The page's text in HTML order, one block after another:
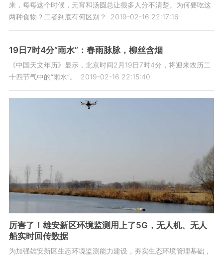
来，每每这个时候，元宵和汤圆总让很多人分不清楚。为何要吃这
两种食物？二者到底有何区别？
2019-02-16 22:17:16
19日7时4分“雨水”：春雨脉脉，柳丝含烟
《中国天文年历》显示，北京时间2月19日7时4分，将迎来农历二
十四节气中的“雨水”。
2019-02-16 22:15:40
厉害了！雄安新区环境监测用上了5G，无人机、无人
船实时回传数据
为加强雄安新区生态环境监测能力建设，夯实生态环境管理基础，